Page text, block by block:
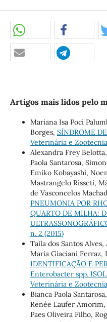
Artigos mais lidos pelo
Mariana Isa Poci
Borges, SÍNDROME
Veterinária e
Alexandra Frey
Paola Santarosa,
Emiko Kobayashi,
Mastrangelo Risseti,
de Vasconcelos
PNEUMONIA POR
QUARTO DE MILHA:
n. 2 (2015)
Taila dos Santos
Maria Giaciani Ferraz,
IDENTIFICAÇÃO E
Enterobacter spp.
Veterinária e
Bianca Paola
Renée Laufer Amorim,
Paes Oliveira Filho,